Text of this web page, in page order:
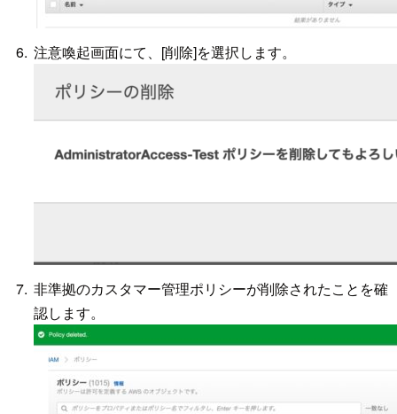
注意喚起画面にて、[削除]を選択します。
非準拠のカスタマー管理ポリシーが削除されたことを確
認します。